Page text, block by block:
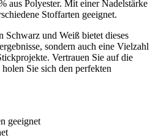
aus Polyester. Mit einer Nadelstärke
Stoffarten geeignet.
Schwarz und Weiß bietet dieses
sondern auch eine Vielzahl
Vertrauen Sie auf die
Sie sich den perfekten
geeignet